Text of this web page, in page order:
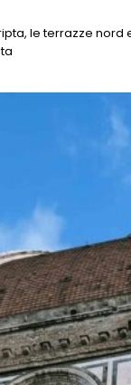
le terrazze nord